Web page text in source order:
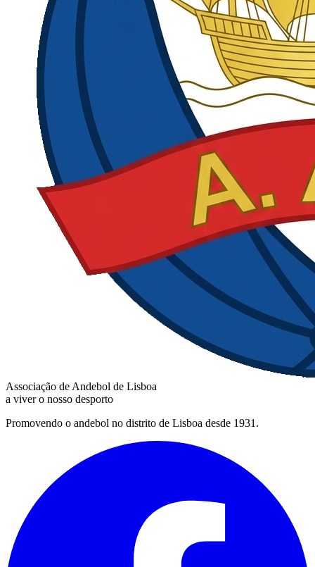
Associação de Andebol de Lisboa
a viver o nosso desporto
Promovendo o andebol no distrito de Lisboa desde 1931.